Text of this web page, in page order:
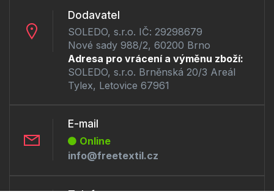
Dodavatel
SOLEDO, s.r.o. IČ: 29298679
Nové sady 988/2, 60200 Brno
Adresa pro vrácení a výměnu zboží:
SOLEDO, s.r.o. Brněnská 20/3 Areál
Tylex, Letovice 67961
E-mail
Online
info@freetextil.cz